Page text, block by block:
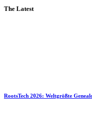
The Latest
RootsTech 2026: Weltgrößte